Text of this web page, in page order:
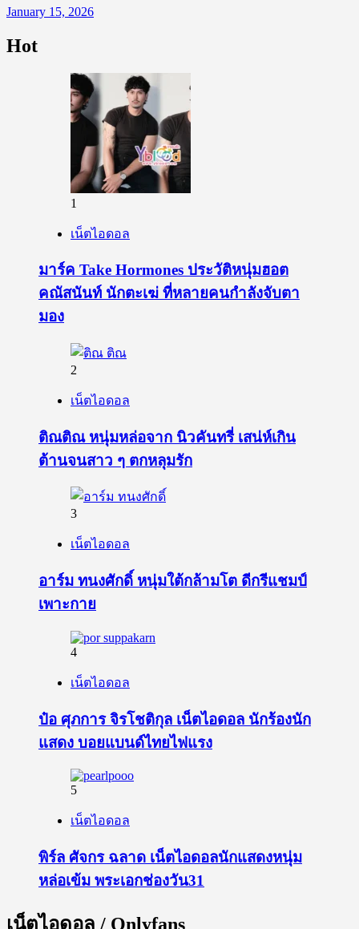
January 15, 2026
Hot
1
เน็ตไอดอล
มาร์ค Take Hormones ประวัติหนุ่มฮอต
คณัสนันท์ นักตะเฆ่ ที่หลายคนกำลังจับตา
มอง
2
เน็ตไอดอล
ติณติณ หนุ่มหล่อจาก นิวคันทรี่ เสน่ห์เกิน
ต้านจนสาว ๆ ตกหลุมรัก
3
เน็ตไอดอล
อาร์ม ทนงศักดิ์ หนุ่มใต้กล้ามโต ดีกรีแชมป์
เพาะกาย
4
เน็ตไอดอล
ป๋อ ศุภการ จิรโชติกุล เน็ตไอดอล นักร้องนัก
แสดง บอยแบนด์ไทยไฟแรง
5
เน็ตไอดอล
พิร์ล ศัจกร ฉลาด เน็ตไอดอลนักแสดงหนุ่ม
หล่อเข้ม พระเอกช่องวัน31
เน็ตไอดอล / Onlyfans